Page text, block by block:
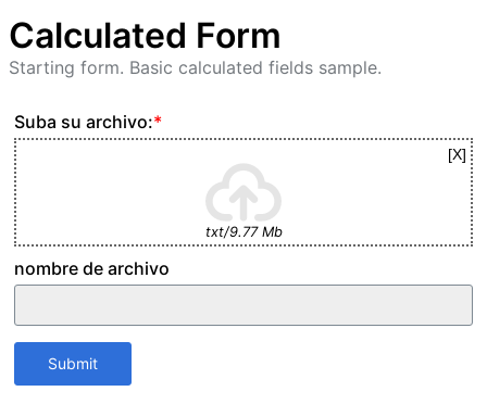
Calculated Form
Starting form. Basic calculated fields sample.
Suba su archivo:*
txt/9.77 Mb
nombre de archivo
Submit